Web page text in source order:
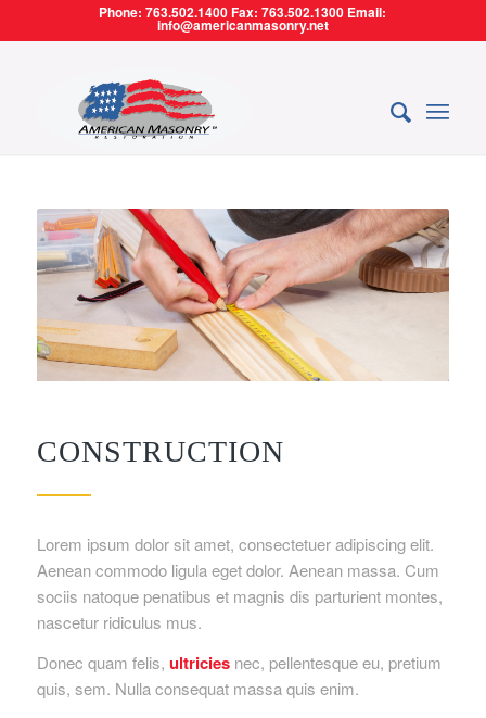
Phone: 763.502.1400 Fax: 763.502.1300 Email:
info@americanmasonry.net
CONSTRUCTION
Lorem ipsum dolor sit amet, consectetuer adipiscing elit.
Aenean commodo ligula eget dolor. Aenean massa. Cum
sociis natoque penatibus et magnis dis parturient montes,
nascetur ridiculus mus.
Donec quam felis, ultriciesnec, pellentesque eu, pretium
quis, sem. Nulla consequat massa quis enim.